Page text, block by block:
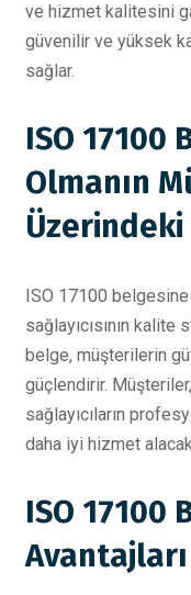
ve hizmet kalitesini
güvenilir ve yüksek
sağlar.
ISO 17100
Olmanın
Üzerindeki
ISO 17100
sağlayıcısının kalite
belge, müşterilerin
güçlendirir.
sağlayıcıların
daha iyi hizmet
ISO 17100